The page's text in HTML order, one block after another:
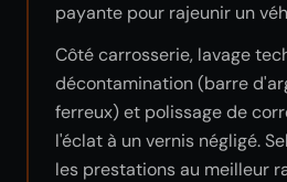
payante pour rajeunir un
Côté carrosserie, lavage
décontamination (barre
ferreux) et polissage de
l'éclat à un vernis négligé.
les prestations au meilleur